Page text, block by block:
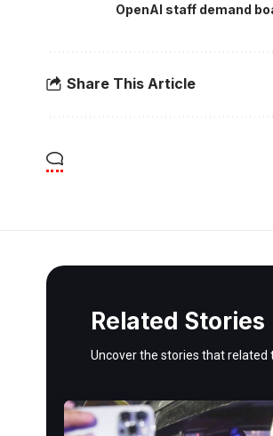
OpenAI staff demand
Share This Article
Related Stories
Uncover the stories that related